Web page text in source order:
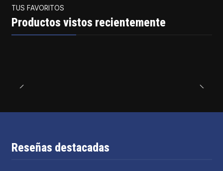
TUS FAVORITOS
Productos vistos recientemente
Reseñas destacadas